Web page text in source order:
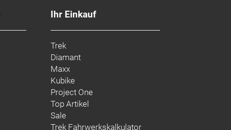
Ihr Einkauf
Trek
Diamant
Maxx
Kubike
Project One
Top Artikel
Sale
Trek Fahrwerkskalkulator